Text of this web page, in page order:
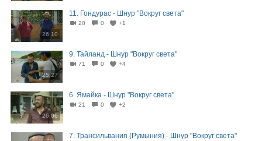
26:10
11. Гондурас - Шнур "Вокруг света"
20 0 +1
25:27
9. Тайланд - Шнур "Вокруг света"
71 0 +4
26:06
6. Ямайка - Шнур "Вокруг света"
21 0 +2
7. Трансильвания (Румыния) - Шнур "Вокруг света"